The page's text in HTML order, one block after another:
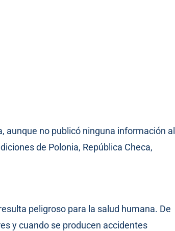
no publicó ninguna información al
de Polonia, República Checa,
peligroso para la salud humana. De
y cuando se producen accidentes